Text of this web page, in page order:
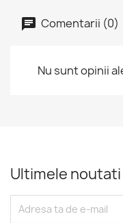
Comentarii (0)
Nu sunt opinii
Ultimele